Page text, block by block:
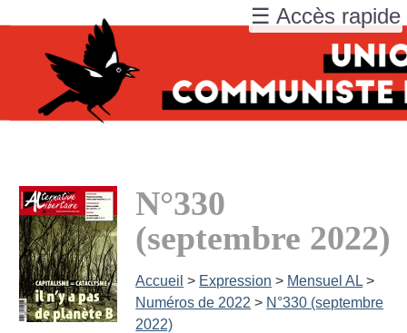
N°330
(septembre 2022)
Accueil > Expression > Mensuel AL >
Numéros de 2022 > N°330 (septembre
2022)
☰ Accès rapide